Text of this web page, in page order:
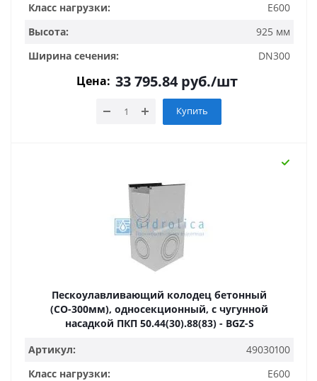
Класс нагрузки:
E600
Высота:
925 мм
Ширина сечения:
DN300
Цена: 33 795.84руб./шт
Купить
Пескоулавливающий колодец бетонный
(СО-300мм), односекционный, с чугунной
насадкой ПКП 50.44(30).88(83) - BGZ-S
Артикул:
49030100
Класс нагрузки:
E600